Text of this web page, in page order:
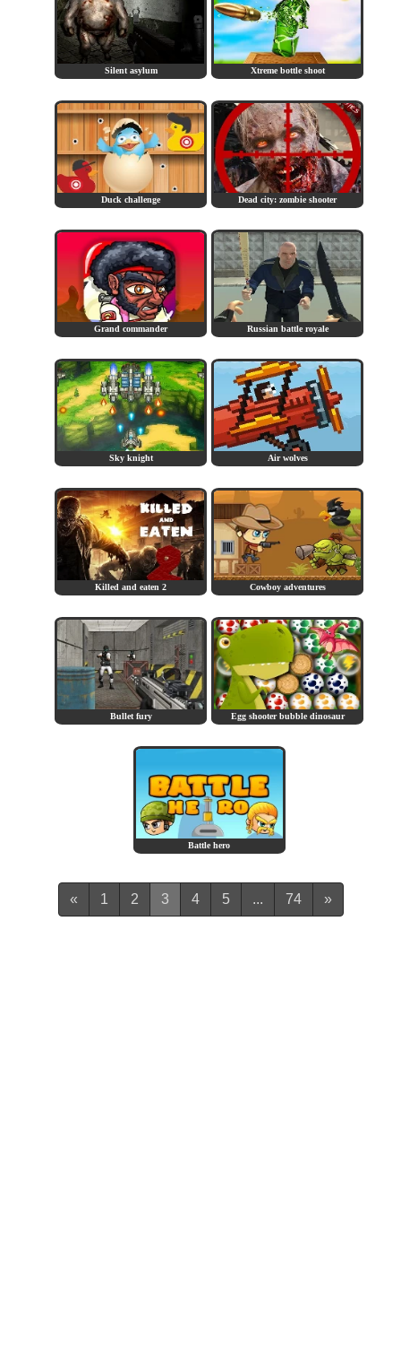
Silent asylum Xtreme bottle shoot
Duck challenge Dead city: zombie shooter
Grand commander Russian battle royale
Sky knight Air wolves
Killed and eaten 2 Cowboy adventures
Bullet fury Egg shooter bubble dinosaur
Battle hero
« 1 2 3(current)
4 5 ... 74 »